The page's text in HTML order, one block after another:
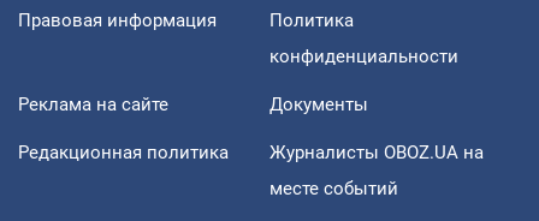
Правовая информация
Политика
конфиденциальности
Реклама на сайте Документы
Редакционная политика
Журналисты OBOZ.UA на
месте событий